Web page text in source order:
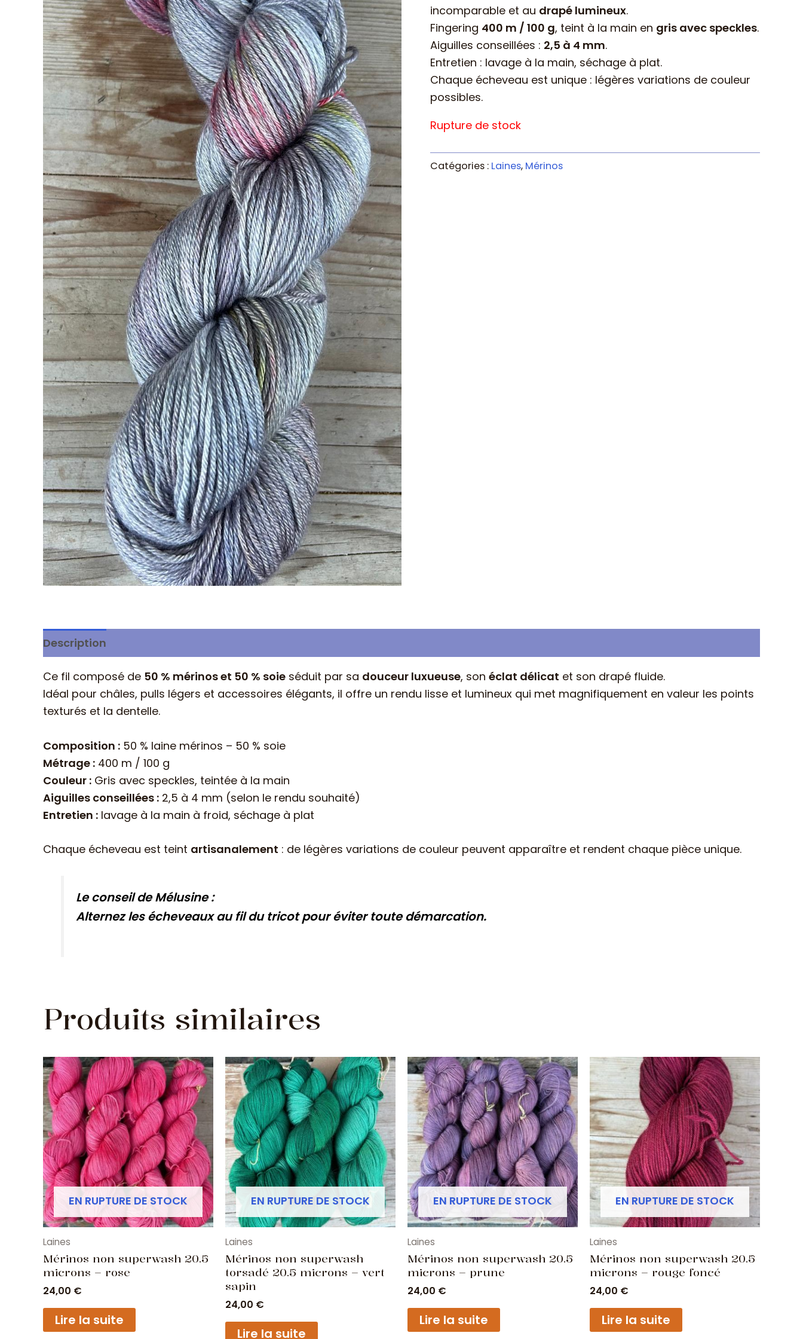
incomparable et au drapé lumineux.
Fingering 400 m / 100 g, teint à la main en gris avec speckles.
Aiguilles conseillées : 2,5 à 4 mm.
Entretien : lavage à la main, séchage à plat.
Chaque écheveau est unique : légères variations de couleur
possibles.
Rupture de stock
Catégories : Laines, Mérinos
Description
Ce fil composé de 50 % mérinos et 50 % soie séduit par sa douceur luxueuse, son éclat délicat et son drapé fluide.
Idéal pour châles, pulls légers et accessoires élégants, il offre un rendu lisse et lumineux qui met magnifiquement en valeur les points
texturés et la dentelle.
Composition : 50 % laine mérinos – 50 % soie
Métrage : 400 m / 100 g
Couleur : Gris avec speckles, teintée à la main
Aiguilles conseillées : 2,5 à 4 mm (selon le rendu souhaité)
Entretien : lavage à la main à froid, séchage à plat
Chaque écheveau est teint artisanalement : de légères variations de couleur peuvent apparaître et rendent chaque pièce unique.
Le conseil de Mélusine :
Alternez les écheveaux au fil du tricot pour éviter toute démarcation.
Produits similaires
EN RUPTURE DE STOCK
Laines
Mérinos non superwash 20.5
microns – rose
24,00 €
Lire la suite
EN RUPTURE DE STOCK
Laines
Mérinos non superwash
torsadé 20.5 microns – vert
sapin
24,00 €
Lire la suite
EN RUPTURE DE STOCK
Laines
Mérinos non superwash 20.5
microns – prune
24,00 €
Lire la suite
EN RUPTURE DE STOCK
Laines
Mérinos non superwash 20.5
microns – rouge foncé
24,00 €
Lire la suite